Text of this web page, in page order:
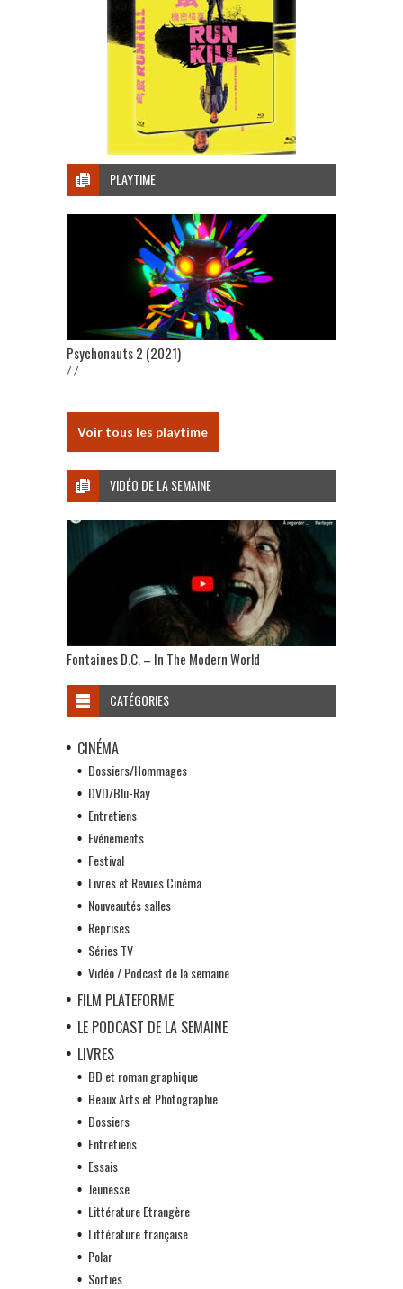
PLAYTIME
Psychonauts 2 (2021)
/ /
Voir tous les playtime
VIDÉO DE LA SEMAINE
Fontaines D.C. – In The Modern World
CATÉGORIES
CINÉMA
Dossiers/Hommages
DVD/Blu-Ray
Entretiens
Evénements
Festival
Livres et Revues Cinéma
Nouveautés salles
Reprises
Séries TV
Vidéo / Podcast de la semaine
FILM PLATEFORME
LE PODCAST DE LA SEMAINE
LIVRES
BD et roman graphique
Beaux Arts et Photographie
Dossiers
Entretiens
Essais
Jeunesse
Littérature Etrangère
Littérature française
Polar
Sorties